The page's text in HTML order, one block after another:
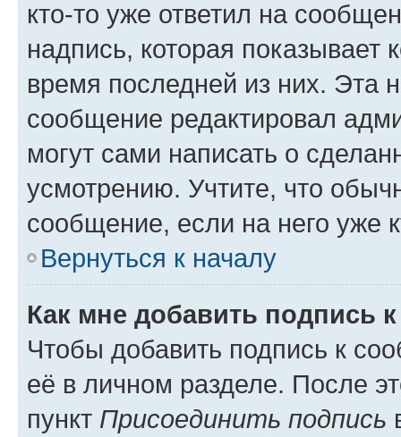
кто-то уже ответил на
надпись, которая показывает
время последней из них. Эта
сообщение редактировал
могут сами написать о
усмотрению. Учтите, что
сообщение, если на него уже
Вернуться к началу
Как мне добавить подпись
Чтобы добавить подпись к
её в личном разделе. После
пункт Присоединить подпись